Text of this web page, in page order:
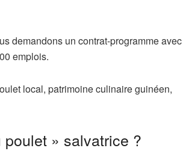
demandons un contrat-programme avec
emplois.
local, patrimoine culinaire guinéen,
poulet » salvatrice ?